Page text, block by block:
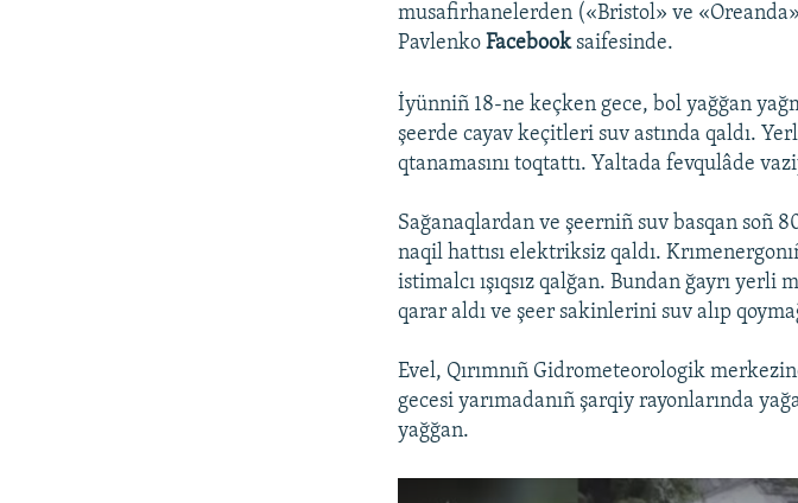
musafirhanelerden («Bristol» ve
PavlenkoFacebooksaifesinde. ​
İyünniñ 18-ne keçken gece, bol yağğan
şeerde cayav keçitleri suv astında qaldı.
qtanamasını toqtattı. Yaltada fevqulâde
Sağanaqlardan ve şeerniñ suv basqan soñ
naqil hattısı elektriksiz qaldı.
istimalcı ışıqsız qalğan. Bundan ğayrı
qarar aldı ve şeer sakinlerini suv alıp
Evel, ​Qırımnıñ Gidrometeorologik
gecesi yarımadanıñ şarqiy rayonlarında
yağğan.​